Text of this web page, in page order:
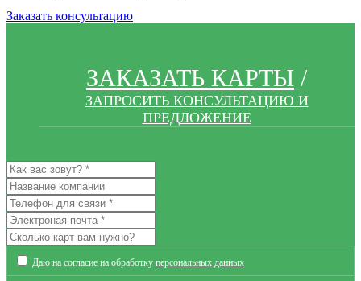
Заказать консультацию
ЗАКАЗАТЬ КАРТЫ /
ЗАПРОСИТЬ КОНСУЛЬТАЦИЮ И
ПРЕДЛОЖЕНИЕ
Даю на согласие на обработку персональных данных